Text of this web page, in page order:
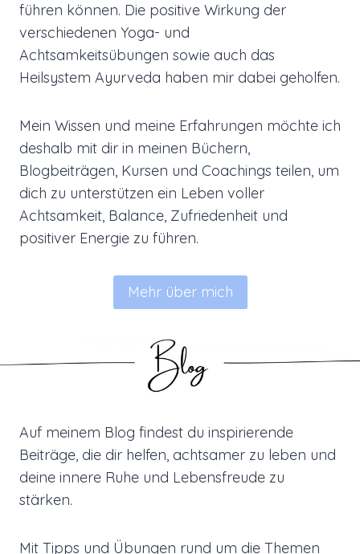
führen können. Die positive Wirkung der
verschiedenen Yoga- und
Achtsamkeitsübungen sowie auch das
Heilsystem Ayurveda haben mir dabei geholfen.
Mein Wissen und meine Erfahrungen möchte ich
deshalb mit dir in meinen Büchern,
Blogbeiträgen, Kursen und Coachings teilen, um
dich zu unterstützen ein Leben voller
Achtsamkeit, Balance, Zufriedenheit und
positiver Energie zu führen.
Mehr über mich
Auf meinem Blog findest du inspirierende
Beiträge, die dir helfen, achtsamer zu leben und
deine innere Ruhe und Lebensfreude zu
stärken.
Mit Tipps und Übungen rund um die Themen